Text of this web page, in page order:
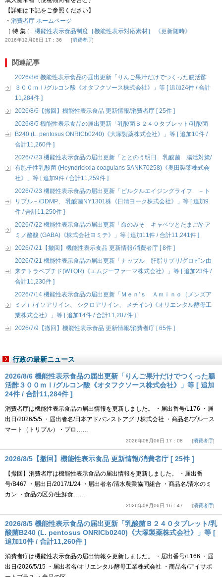
【詳細は下記をご参照ください】
・ 消費者庁 ホームページ
［ 特 集 ］ 機能性表示食品制度［機能性表示対応素材］ 《更新随時》
2016年12月08日 17：36 消費者庁
関連記事
2026/8/6 機能性表示食品の届出更新「りんご果汁だけでつくった腸活酢
３００ｍｌ/グルコン酸《オタフクソース株式会社》」等 [ 追加24件 / 合計
11,284件 ]
2026/8/5【撤回】機能性表示食品 更新情報/消費者庁 [ 25件 ]
2026/8/5 機能性表示食品の届出更新「乳酸菌Ｂ２４０タブレット/乳酸菌
B240 (L. pentosus ONRICb0240)《大塚製薬株式会社》」等 [ 追加10件 /
合計11,260件 ]
2026/7/23 機能性表示食品の届出更新「ととのう明日 乳酸菌 腸活対策/
有胞子性乳酸菌 (Heyndrickxia coagulans SANK70258)《奥田製薬株式会
社》」等 [ 追加9件 / 合計11,259件 ]
2026/7/23 機能性表示食品の届出更新「ピルクルエイジングライフ －ト
リプル－/DDMP、 乳酸菌NY1301株《日清ヨーク株式会社》」等 [ 追加9
件 / 合計11,250件 ]
2026/7/22 機能性表示食品の届出更新「命のみそ キャベツとたまご/γ-ア
ミノ酪酸 (GABA)《株式会社ヨミテ》」等 [ 追加11件 / 合計11,241件 ]
2026/7/21【撤回】機能性表示食品 更新情報/消費者庁 [ 8件 ]
2026/7/21 機能性表示食品の届出更新「ナップル 肝脂サプリ/グロビン由
来テトラペプチド(WTQR)《エムジーファーマ株式会社》」等 [ 追加23件 /
合計11,230件 ]
2026/7/14 機能性表示食品の届出更新「Ｍｅｎ’ｓ Ａｍｉｎｏ（メンズア
ミノ）/イソアリイン、 シクロアリイン、 メチイン)《オリエンタル酵母工
業株式会社》」等 [ 追加14件 / 合計11,207件 ]
2026/7/9【撤回】機能性表示食品 更新情報/消費者庁 [ 65件 ]
行政の最新ニュース
2026/8/6 機能性表示食品の届出更新「りんご果汁だけでつくった腸
活酢３００ｍｌ/グルコン酸《オタフクソース株式会社》」等 [ 追加
24件 / 合計11,284件 ]
消費者庁は機能性表示食品の届出情報を更新しました。 ・届出番号/L176 ・届
出日/2026/5/5 ・届出者名/日本アドバンストアグリ株式会社 ・商品名/ブルース
マート（トリプル）・プロ……
2026年08月06日 17：08 消費者庁
2026/8/5【撤回】機能性表示食品 更新情報/消費者庁 [ 25件 ]
【撤回】消費者庁は機能性表示食品の届出情報を更新しました。 ・届出番
号/B467 ・届出日/2017/1/24 ・届出者名/清水農業協同組合 ・商品名/清水のミ
カン ・食品の区分/生鮮食……
2026年08月06日 16：47 消費者庁
2026/8/5 機能性表示食品の届出更新「乳酸菌Ｂ２４０タブレット/乳
酸菌B240 (L. pentosus ONRICb0240)《大塚製薬株式会社》」等 [
追加10件 / 合計11,260件 ]
消費者庁は機能性表示食品の届出情報を更新しました。 ・届出番号/L166 ・届
出日/2026/5/15 ・届出者名/オリエンタル酵母工業株式会社 ・商品名/アイサポ